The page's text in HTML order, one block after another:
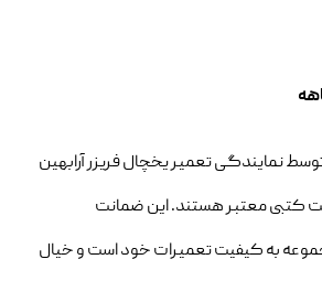
نمایندگی تعمیر یخچال فریزر آرابهین
کتبی معتبر هستند. این ضمانت
به کیفیت تعمیرات خود است و خیال